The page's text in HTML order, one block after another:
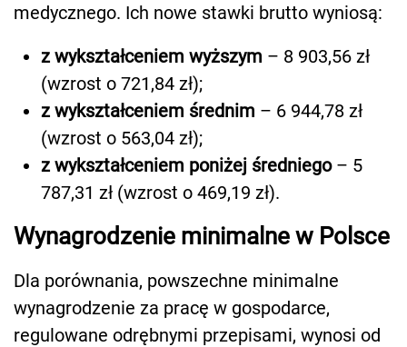
medycznego. Ich nowe stawki brutto wyniosą:
z wykształceniem wyższym – 8 903,56 zł
(wzrost o 721,84 zł);
z wykształceniem średnim – 6 944,78 zł
(wzrost o 563,04 zł);
z wykształceniem poniżej średniego – 5
787,31 zł (wzrost o 469,19 zł).
Wynagrodzenie minimalne w Polsce
Dla porównania, powszechne minimalne
wynagrodzenie za pracę w gospodarce,
regulowane odrębnymi przepisami, wynosi od